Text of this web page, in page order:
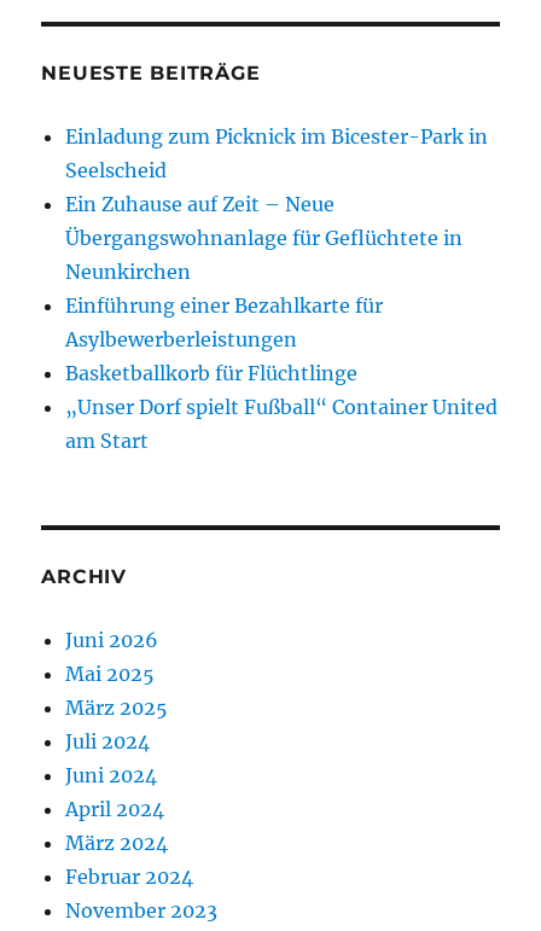
NEUESTE BEITRÄGE
Einladung zum Picknick im Bicester-Park in
Seelscheid
Ein Zuhause auf Zeit – Neue
Übergangswohnanlage für Geflüchtete in
Neunkirchen
Einführung einer Bezahlkarte für
Asylbewerberleistungen
Basketballkorb für Flüchtlinge
„Unser Dorf spielt Fußball“ Container United
am Start
ARCHIV
Juni 2026
Mai 2025
März 2025
Juli 2024
Juni 2024
April 2024
März 2024
Februar 2024
November 2023